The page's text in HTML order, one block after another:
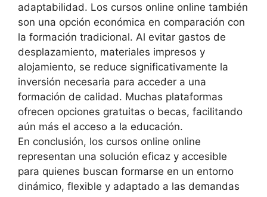
adaptabilidad. Los cursos online online también
son una opción económica en comparación con
la formación tradicional. Al evitar gastos de
desplazamiento, materiales impresos y
alojamiento, se reduce significativamente la
inversión necesaria para acceder a una
formación de calidad. Muchas plataformas
ofrecen opciones gratuitas o becas, facilitando
aún más el acceso a la educación.
En conclusión, los cursos online online
representan una solución eficaz y accesible
para quienes buscan formarse en un entorno
dinámico, flexible y adaptado a las demandas